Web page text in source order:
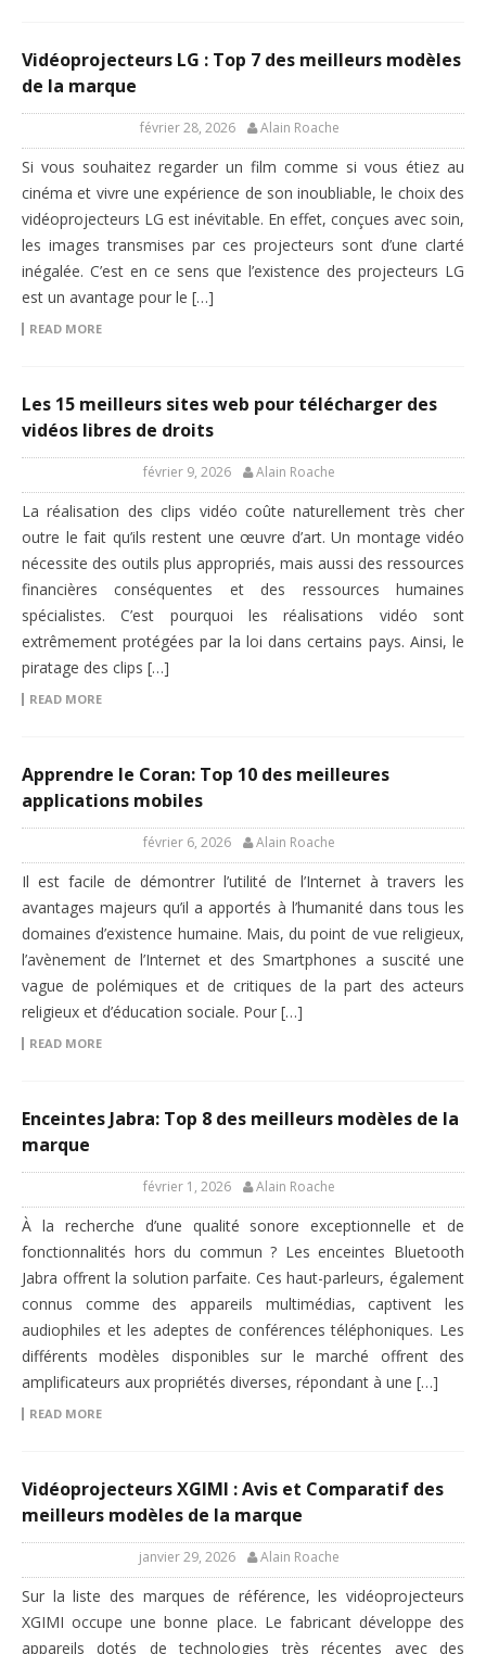
Vidéoprojecteurs LG : Top 7 des meilleurs modèles
de la marque
février 28, 2026 Alain Roache
Si vous souhaitez regarder un film comme si vous étiez au
cinéma et vivre une expérience de son inoubliable, le choix des
vidéoprojecteurs LG est inévitable. En effet, conçues avec soin,
les images transmises par ces projecteurs sont d’une clarté
inégalée. C’est en ce sens que l’existence des projecteurs LG
est un avantage pour le […]
READ MORE
Les 15 meilleurs sites web pour télécharger des
vidéos libres de droits
février 9, 2026 Alain Roache
La réalisation des clips vidéo coûte naturellement très cher
outre le fait qu’ils restent une œuvre d’art. Un montage vidéo
nécessite des outils plus appropriés, mais aussi des ressources
financières conséquentes et des ressources humaines
spécialistes. C’est pourquoi les réalisations vidéo sont
extrêmement protégées par la loi dans certains pays. Ainsi, le
piratage des clips […]
READ MORE
Apprendre le Coran: Top 10 des meilleures
applications mobiles
février 6, 2026 Alain Roache
Il est facile de démontrer l’utilité de l’Internet à travers les
avantages majeurs qu’il a apportés à l’humanité dans tous les
domaines d’existence humaine. Mais, du point de vue religieux,
l’avènement de l’Internet et des Smartphones a suscité une
vague de polémiques et de critiques de la part des acteurs
religieux et d’éducation sociale. Pour […]
READ MORE
Enceintes Jabra: Top 8 des meilleurs modèles de la
marque
février 1, 2026 Alain Roache
À la recherche d’une qualité sonore exceptionnelle et de
fonctionnalités hors du commun ? Les enceintes Bluetooth
Jabra offrent la solution parfaite. Ces haut-parleurs, également
connus comme des appareils multimédias, captivent les
audiophiles et les adeptes de conférences téléphoniques. Les
différents modèles disponibles sur le marché offrent des
amplificateurs aux propriétés diverses, répondant à une […]
READ MORE
Vidéoprojecteurs XGIMI : Avis et Comparatif des
meilleurs modèles de la marque
janvier 29, 2026 Alain Roache
Sur la liste des marques de référence, les vidéoprojecteurs
XGIMI occupe une bonne place. Le fabricant développe des
appareils dotés de technologies très récentes avec des